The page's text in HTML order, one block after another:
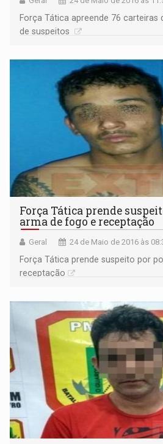
Força Tática apreende 76 carteiras
de suspeitos
Força Tática prende
arma de fogo e receptação
Geral 24 de Maio de 2016 às
Força Tática prende suspeito por
receptação